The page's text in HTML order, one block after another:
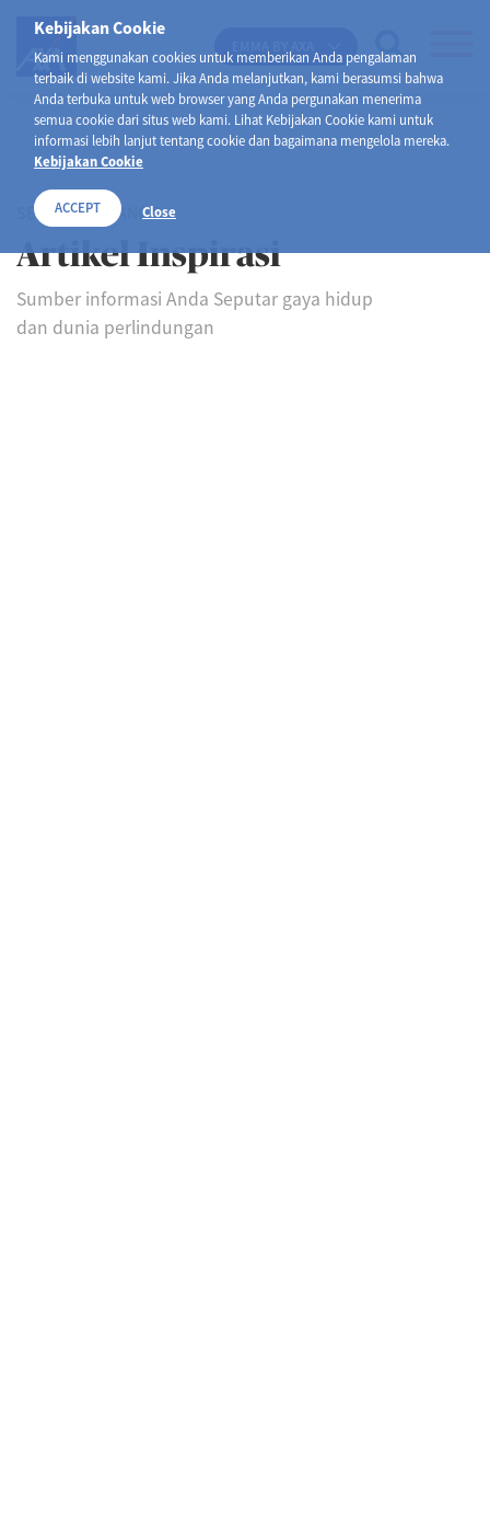
Kebijakan Cookie
Kami menggunakan cookies untuk memberikan Anda pengalaman
terbaik di website kami. Jika Anda melanjutkan, kami berasumsi bahwa
Anda terbuka untuk web browser yang Anda pergunakan menerima
semua cookie dari situs web kami. Lihat Kebijakan Cookie kami untuk
informasi lebih lanjut tentang cookie dan bagaimana mengelola mereka.
Kebijakan Cookie
ACCEPT Close
SELAMAT DATANG DI
Artikel Inspirasi
Sumber informasi Anda Seputar gaya hidup
dan dunia perlindungan